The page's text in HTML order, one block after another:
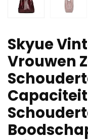
Skyue
Vrouwen